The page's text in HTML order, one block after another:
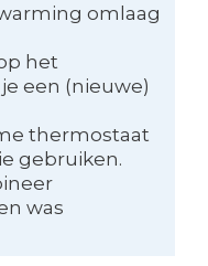
omlaag
het
een (nieuwe)
thermostaat
gebruiken.
was